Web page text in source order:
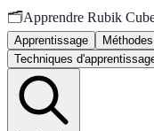
🗂️Apprendre Rubik
Apprentissage
Techniques